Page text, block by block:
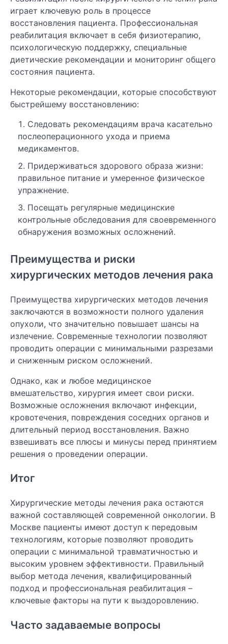
играет ключевую роль в процессе
восстановления пациента. Профессиональная
реабилитация включает в себя физиотерапию,
психологическую поддержку, специальные
диетические рекомендации и мониторинг общего
состояния пациента.
Некоторые рекомендации, которые способствуют
быстрейшему восстановлению:
Следовать рекомендациям врача касательно
послеоперационного ухода и приема
медикаментов.
Придерживаться здорового образа жизни:
правильное питание и умеренное физическое
упражнение.
Посещать регулярные медицинские
контрольные обследования для своевременного
обнаружения возможных осложнений.
Преимущества и риски
хирургических методов лечения рака
Преимущества хирургических методов лечения
заключаются в возможности полного удаления
опухоли, что значительно повышает шансы на
излечение. Современные технологии позволяют
проводить операции с минимальными разрезами
и сниженным риском осложнений.
Однако, как и любое медицинское
вмешательство, хирургия имеет свои риски.
Возможные осложнения включают инфекции,
кровотечения, повреждения соседних органов и
длительный период восстановления. Важно
взвешивать все плюсы и минусы перед принятием
решения о проведении операции.
Итог
Хирургические методы лечения рака остаются
важной составляющей современной онкологии. В
Москве пациенты имеют доступ к передовым
технологиям, которые позволяют проводить
операции с минимальной травматичностью и
высоким уровнем эффективности. Правильный
выбор метода лечения, квалифицированный
подход и профессиональная реабилитация –
ключевые факторы на пути к выздоровлению.
Часто задаваемые вопросы